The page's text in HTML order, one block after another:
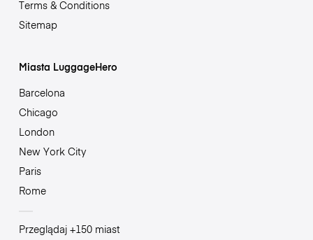
Terms & Conditions
Sitemap
Miasta LuggageHero
Barcelona
Chicago
London
New York City
Paris
Rome
Przeglądaj +150 miast